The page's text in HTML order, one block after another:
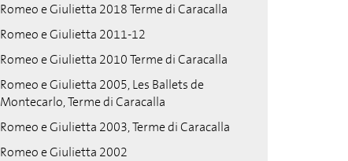
Romeo e Giulietta 2018 Terme di Caracalla
Romeo e Giulietta 2011-12
Romeo e Giulietta 2010 Terme di Caracalla
Romeo e Giulietta 2005, Les Ballets de
Montecarlo, Terme di Caracalla
Romeo e Giulietta 2003, Terme di Caracalla
Romeo e Giulietta 2002